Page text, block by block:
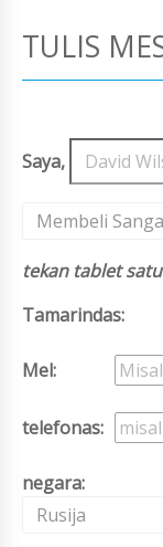
TULIS
Saya,
Membeli
tekan tablet
Tamarindas:
Mel:
telefonas:
negara:
Rusija